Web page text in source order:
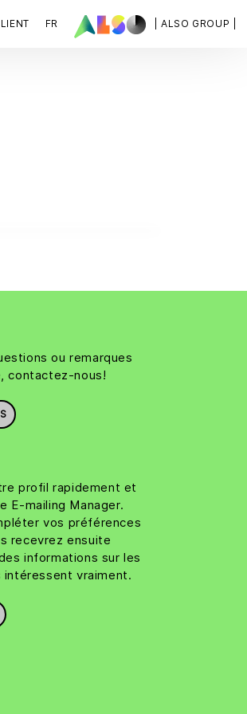
| ALSO GROUP |
FR
ou remarques
contactez-nous!
profil rapidement et
E-mailing Manager.
vos préférences
recevrez ensuite
informations sur les
intéressent vraiment.